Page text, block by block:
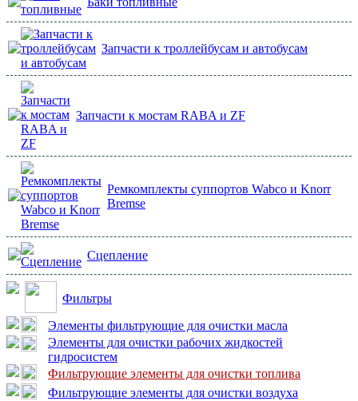
Запчасти к троллейбусам и автобусам
Запчасти к мостам RABA и ZF
Ремкомплекты суппортов Wabco и Knorr
Bremse
Сцепление
Фильтры
Элементы фильтрующие для очистки масла
Элементы для очистки рабочих жидкостей
гидросистем
Фильтрующие элементы для очистки топлива
Фильтрующие элементы для очистки воздуха